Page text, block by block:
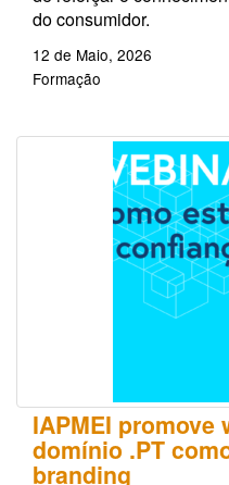
do consumidor.
12 de Maio, 2026
Formação
IAPMEI promove
domínio .PT
branding